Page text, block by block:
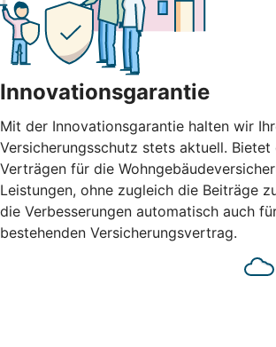
Innovationsgarantie
Mit der Innovationsgarantie halten wir
Versicherungsschutz stets aktuell. Bietet
Verträgen für die
Leistungen, ohne zugleich die Beiträge
die Verbesserungen automatisch auch
bestehenden Versicherungsvertrag.